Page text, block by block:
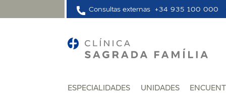
Consultas externas +34 935 100 000
ESPECIALIDADES UNIDADES